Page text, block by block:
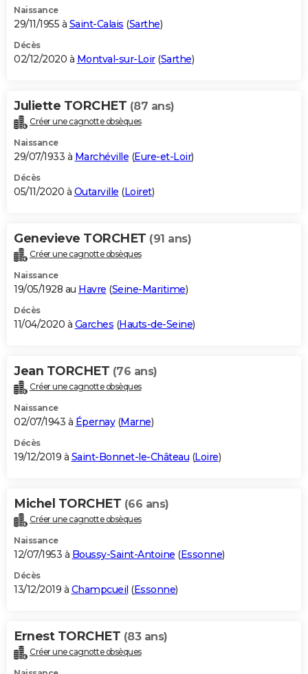
Naissance
29/11/1955 à Saint-Calais (Sarthe)
Décès
02/12/2020 à Montval-sur-Loir(Sarthe)
Juliette TORCHET (87 ans)
Créer une cagnotte obsèques
Naissance
29/07/1933 à Marchéville (Eure-et-Loir)
Décès
05/11/2020 à Outarville (Loiret)
Genevieve TORCHET (91 ans)
Créer une cagnotte obsèques
Naissance
19/05/1928 au Havre (Seine-Maritime)
Décès
11/04/2020 à Garches (Hauts-de-Seine)
Jean TORCHET (76 ans)
Créer une cagnotte obsèques
Naissance
02/07/1943 à Épernay(Marne)
Décès
19/12/2019 à Saint-Bonnet-le-Château (Loire)
Michel TORCHET (66 ans)
Créer une cagnotte obsèques
Naissance
12/07/1953 à Boussy-Saint-Antoine (Essonne)
Décès
13/12/2019 à Champcueil (Essonne)
Ernest TORCHET (83 ans)
Créer une cagnotte obsèques